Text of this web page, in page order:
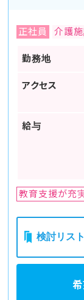
正社員 介護
勤務地
アクセス
給与
教育支援が充
検討リス